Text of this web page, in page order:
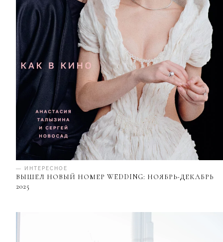
— ИНТЕРЕСНОЕ
ВЫШЕЛ НОВЫЙ НОМЕР WEDDING: НОЯБРЬ-ДЕКАБРЬ
2025